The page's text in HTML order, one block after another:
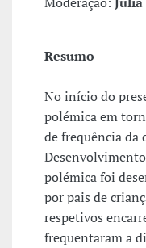
Resumo
No início do
polémica em
de frequência da
polémica foi
por pais de
respetivos
frequentaram a